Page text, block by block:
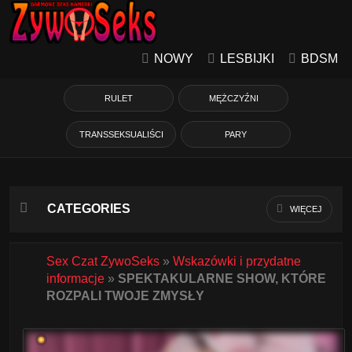
NOWY LESBIJKI BDSM
RULET MĘŻCZYŹNI
TRANSSEKSUALIŚCI PARY
CATEGORIES WIĘCEJ
Azjatycka
Babcie
Białe Dziewczyny
Sex Czat ZywoSeks » Wskazówki i przydatne
informacje » SPEKTAKULARNE SHOW, KTÓRE
ROZPALI TWOJE ZMYSŁY